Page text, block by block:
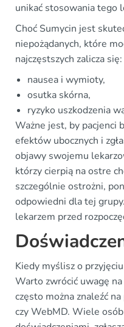
unikać stosowania tego
Choć Sumycin jest
niepożądanych, które
najczęstszych zalicza się:
nausea i wymioty,
osutka skórna,
ryzyko uszkodzenia
Ważne jest, by pacjenci
efektów ubocznych i
objawy swojemu
którzy cierpią na ostre
szczególnie ostrożni,
odpowiedni dla tej
lekarzem przed
Kiedy myślisz o
Warto zwrócić uwagę
często można znaleźć
czy WebMD. Wiele